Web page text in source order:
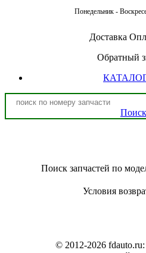
Понедельник -
Доставка
Обратный
КАТАЛОГ
Поиск
Поиск запчастей по
Условия
© 2012-2026 fdauto.ru: